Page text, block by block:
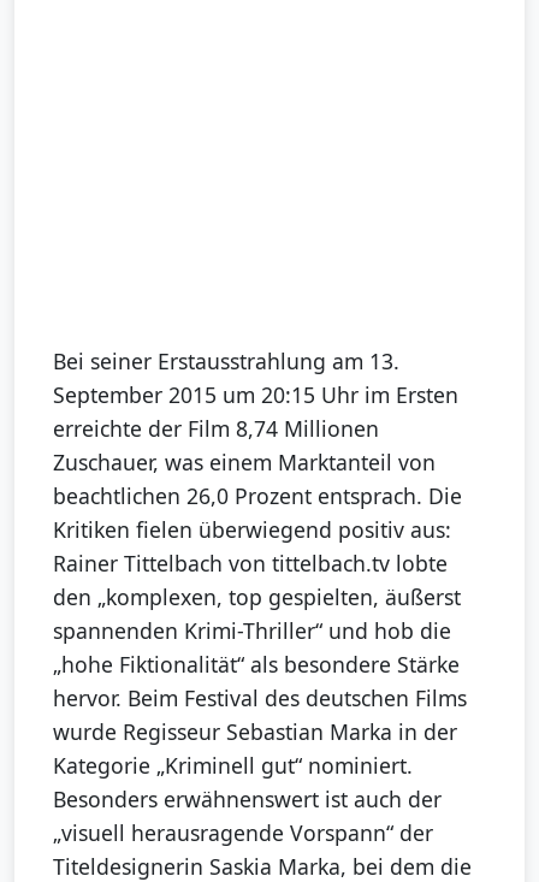
Bei seiner Erstausstrahlung am 13.
September 2015 um 20:15 Uhr im Ersten
erreichte der Film 8,74 Millionen
Zuschauer, was einem Marktanteil von
beachtlichen 26,0 Prozent entsprach. Die
Kritiken fielen überwiegend positiv aus:
Rainer Tittelbach von tittelbach.tv lobte
den „komplexen, top gespielten, äußerst
spannenden Krimi-Thriller“ und hob die
„hohe Fiktionalität“ als besondere Stärke
hervor. Beim Festival des deutschen Films
wurde Regisseur Sebastian Marka in der
Kategorie „Kriminell gut“ nominiert.
Besonders erwähnenswert ist auch der
„visuell herausragende Vorspann“ der
Titeldesignerin Saskia Marka, bei dem die